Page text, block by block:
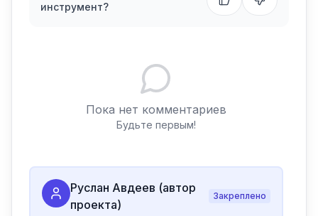
инструмент?
Пока нет комментариев
Будьте первым!
Руслан Авдеев (автор
проекта)
Закреплено